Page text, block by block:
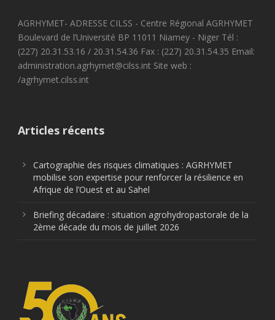
AGRHYMET- ADRESSE CILSS - Centre Régional AGRHYMET
Boulevard de l’Université BP 11011 Niamey - Niger Tél :
(227) 20.31.53.16 / 20.31.54.36 Fax : (227) 20.31.54.35 Email:
administration.agrhymet@cilss.int Site web :
/agrhymet.cilss.int
Articles récents
Cartographie des risques climatiques : AGRHYMET
mobilise son expertise pour renforcer la résilience en
Afrique de l’Ouest et au Sahel
Briefing décadaire : situation agrohydropastorale de la
2ème décade du mois de juillet 2026